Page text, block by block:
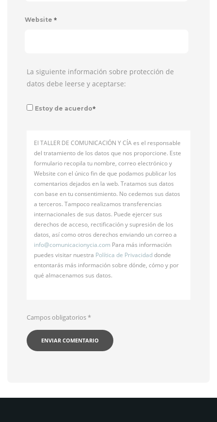
Website *
La siguiente información sobre protección de
datos debe leerse y aceptarse:
Estoy de acuerdo*
El TALLER DE COMUNICACIÓN Y CÍA es el responsable
del tratamiento de los datos que nos proporcione. Este
formulario recopila tu nombre, correo electrónico y
Website con el único fin de que podamos publicar los
comentarios dejados en la web. Tratamos sus datos
con base en tu consentimiento. No cedemos sus datos
a terceros. Tampoco realizamos transferencias
internacionales de sus datos. Puede ejercer sus
derechos de acceso, rectificación y supresión de los
datos, así como otros derechos enviando un correo a
info@comunicacionycia.com Para más información
puedes visitar nuestra Política de Privacidaddonde
entontarás más información sobre dónde, cómo y por
qué almacenamos sus datos.
Campos obligatorios*